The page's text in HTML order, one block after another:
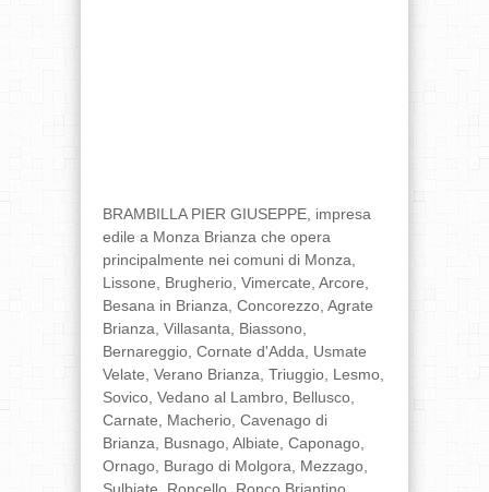
BRAMBILLA PIER GIUSEPPE, impresa
edile a Monza Brianza che opera
principalmente nei comuni di Monza,
Lissone, Brugherio, Vimercate, Arcore,
Besana in Brianza, Concorezzo, Agrate
Brianza, Villasanta, Biassono,
Bernareggio, Cornate d'Adda, Usmate
Velate, Verano Brianza, Triuggio, Lesmo,
Sovico, Vedano al Lambro, Bellusco,
Carnate, Macherio, Cavenago di
Brianza, Busnago, Albiate, Caponago,
Ornago, Burago di Molgora, Mezzago,